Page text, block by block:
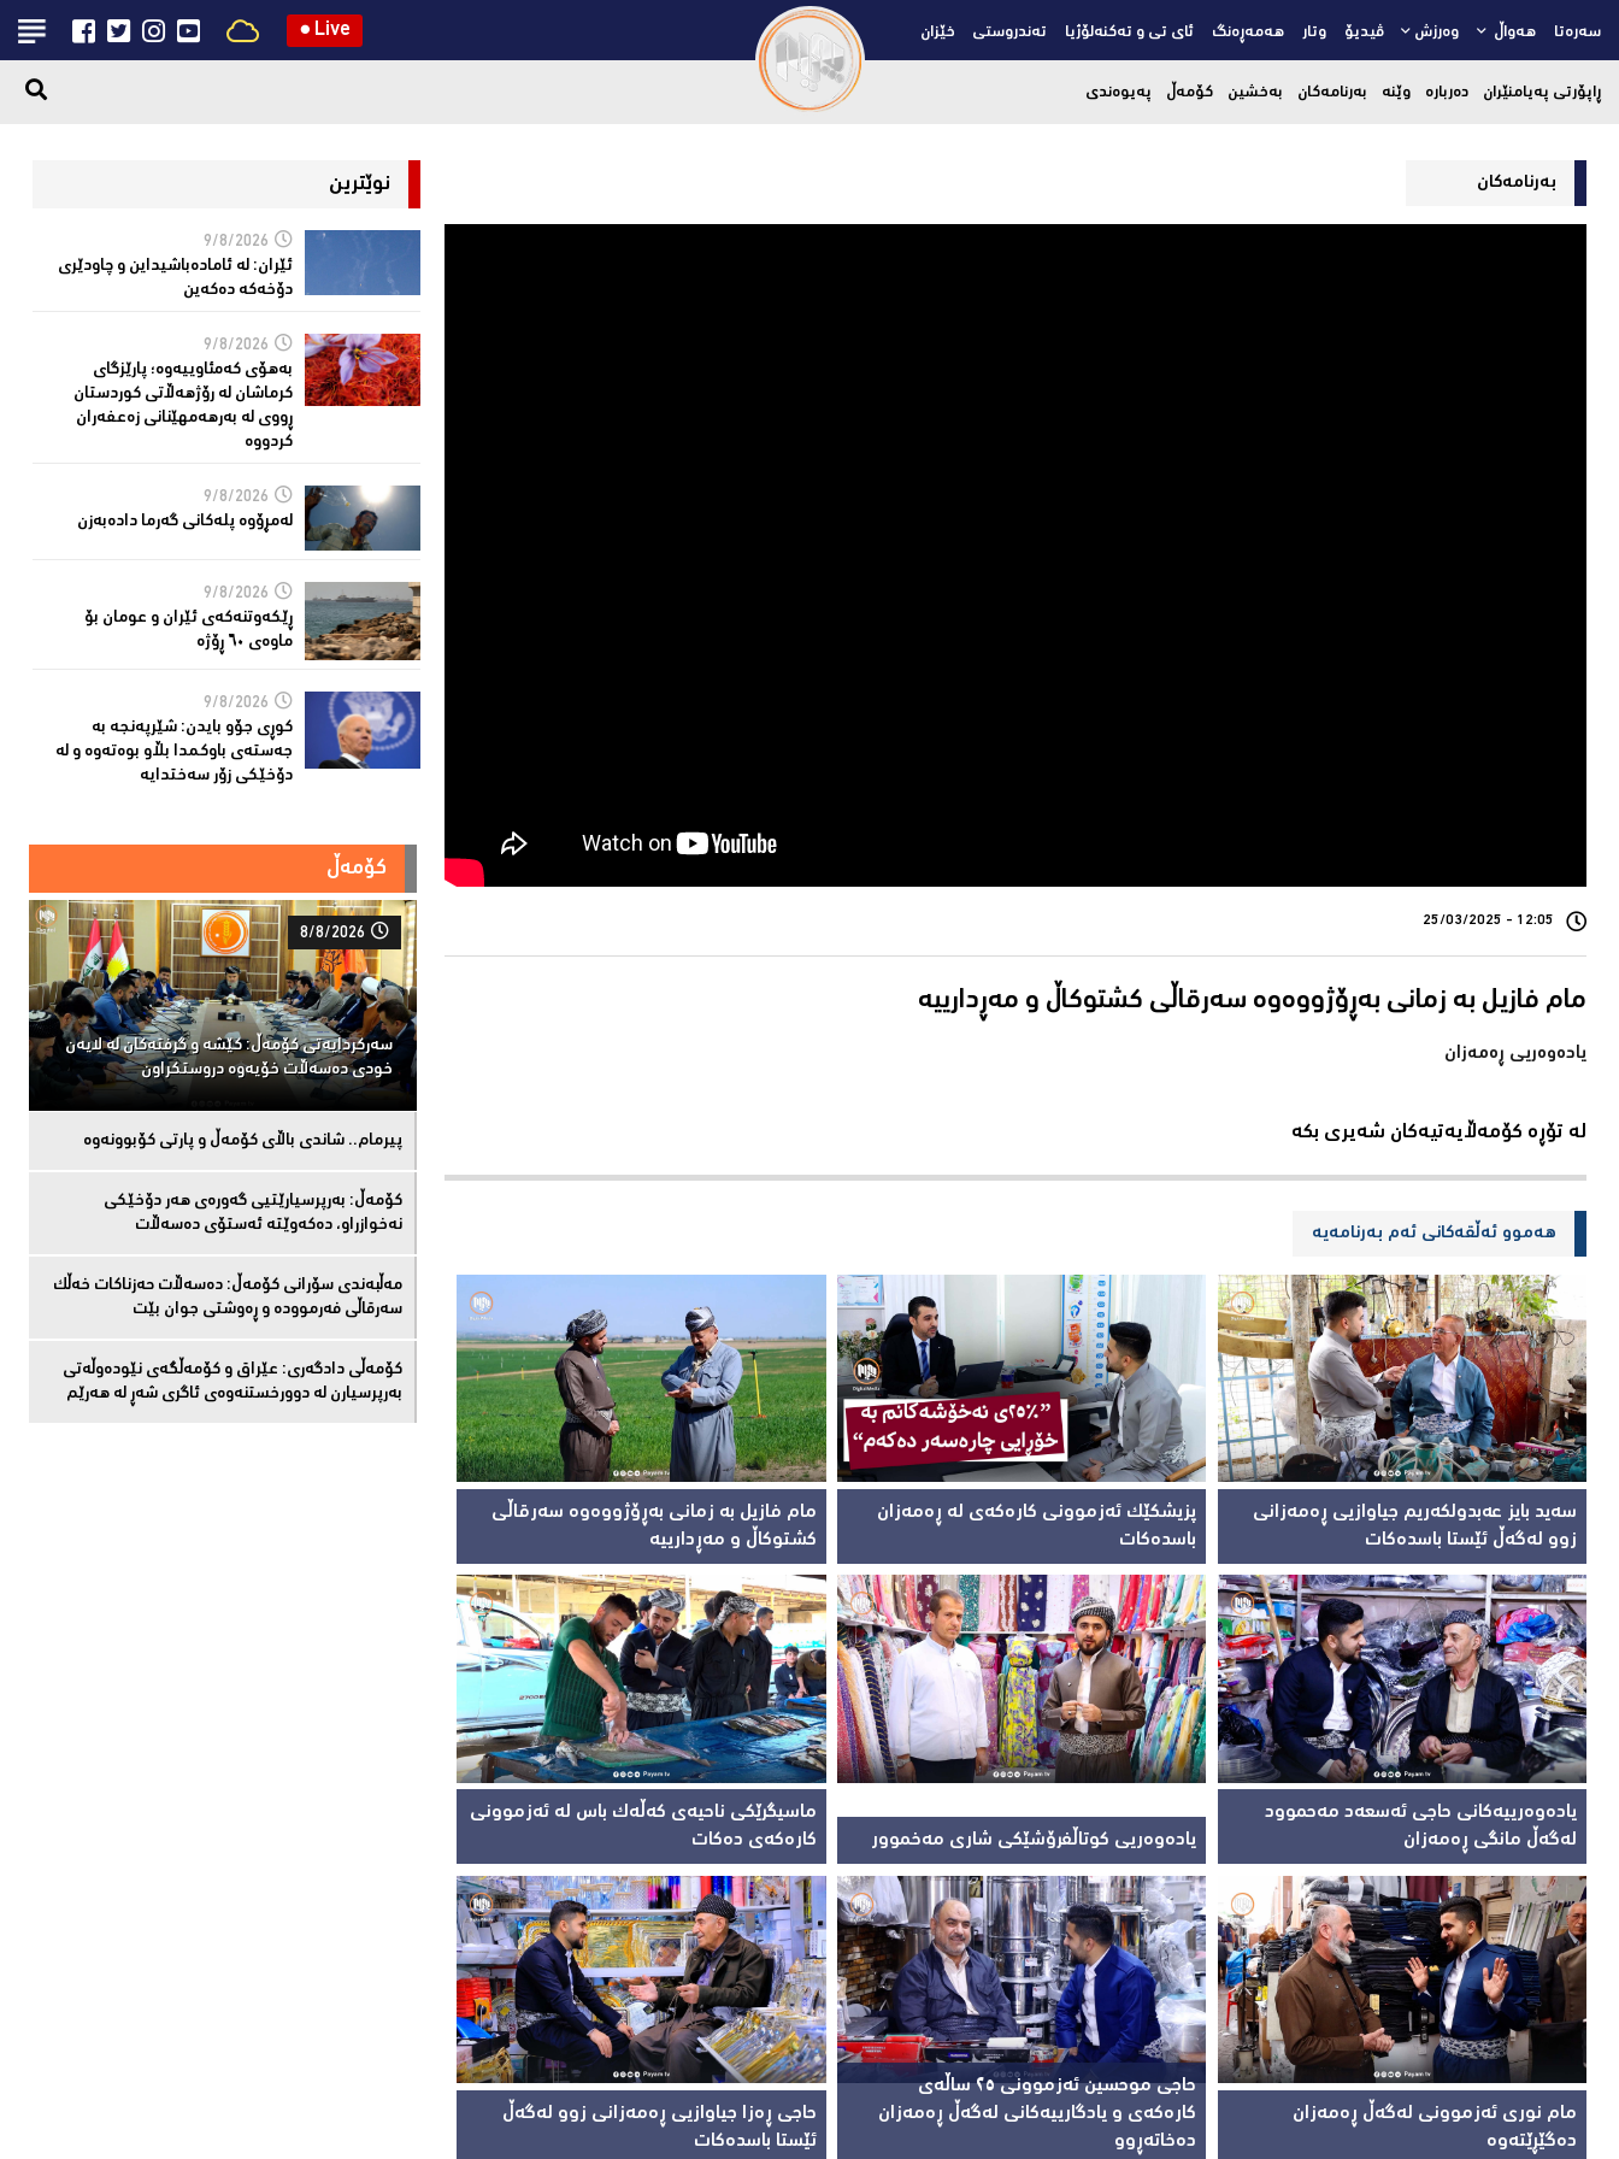
سەرەتا هەواڵ وەرزش ڤیدیۆ وتار هەمەڕەنگ ئای تی و تەکنەلۆژیا تەندروستی خێزان ● Live
ڕاپۆرتی پەیامنێران دەربارە وێنە بەرنامەکان بەخشین کۆمەڵ پەیوەندی
بەرنامەکان
12:05 - 25/03/2025
یادەوەریی ڕەمەزان
لە تۆڕە کۆمەڵایەتیەکان شەیری بکە
هەموو ئەڵقەکانی ئەم بەرنامەیە
سەید بایز عەبدولکەریم جیاوازیی ڕەمەزانی
زوو لەگەڵ ئێستا باسدەکات
پزیشکێک ئەزموونی کارەکەی لە ڕەمەزان
باسدەکات
مام فازیل بە زمانی بەڕۆژووەوە سەرقاڵی
کشتوکاڵ و مەڕدارییە
یادەوەرییەکانی حاجی ئەسعەد مەحموود
لەگەڵ مانگی ڕەمەزان
یادەوەریی کوتاڵفرۆشێکی شاری مەخموور
ماسیگرێکی ناحیەی کەڵەک باس لە ئەزموونی
کارەکەی دەکات
مام نوری ئەزموونی لەگەڵ ڕەمەزان
دەگێڕێتەوە
حاجی موحسین ئەزموونی ٢٥ ساڵەی
کارەکەی و یادگارییەکانی لەگەڵ ڕەمەزان
دەخاتەڕوو
حاجی ڕەزا جیاوازیی ڕەمەزانی زوو لەگەڵ
ئێستا باسدەکات
نوێترین
9/8/2026
ئێران: له‌ ئاماده‌باشیداین و چاودێری
دۆخه‌كه‌ ده‌كه‌ین
9/8/2026
بەهۆی کەمئاوییەوە؛ پارێزگاى
کرماشان لە رۆژهەڵاتى کوردستان
ڕووى لە بەرهەمهێنانى زەعفەران
کردووە
9/8/2026
له‌مڕۆوه‌ پله‌كانی گه‌رما داده‌به‌زن
9/8/2026
ڕێكه‌وتنه‌كه‌ی ئێران و عومان بۆ
ماوه‌ی ٦٠ ڕۆژه‌
9/8/2026
کوڕی جۆو بایدن: شێرپەنجە بە
جەستەی باوکمدا بڵاو بوەتەوە و لە
دۆخێکی زۆر سەختدایە
کۆمەڵ
8/8/2026
سەركردایەتی كۆمەڵ: كێشە و گرفتەكان لە لایەن
خودی دەسەڵات خۆیەوە دروستكراون
پیرمام.. شاندی باڵای كۆمه‌ڵ و پارتی كۆبوونه‌وه‌
كۆمەڵ: بەرپرسیارێتیی گەورەی هەر دۆخێکی
نەخوازراو، دەكەوێتە ئەستۆی دەسەڵات
مەڵبەندى سۆرانى کۆمەڵ: دەسەڵات حەزناکات خەڵک
سەرقاڵى فەرموودە و ڕەوشتى جوان بێت
کۆمەڵى دادگەرى: عێراق و كۆمەڵگەی نێودەوڵەتی
بەرپرسیارن لە دوورخستنەوەى ئاگری شەڕ لە هەرێم